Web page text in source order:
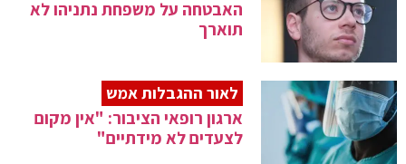
האבטחה על משפחת נתניהו לא
תוארך
לאור ההגבלות אמש
ארגון רופאי הציבור: "אין מקום
לצעדים לא מידתיים"